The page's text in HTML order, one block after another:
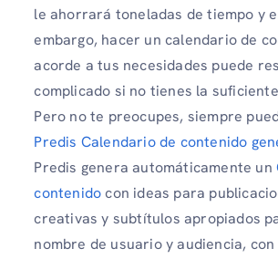
le ahorrará toneladas de tiempo y
embargo, hacer un calendario de
acorde a tus necesidades puede
complicado si no tienes la
Pero no te preocupes, siempre
Predis Calendario de contenido
Predis genera automáticamente un
contenidocon ideas para
creativas y subtítulos apropiados
nombre de usuario y audiencia,